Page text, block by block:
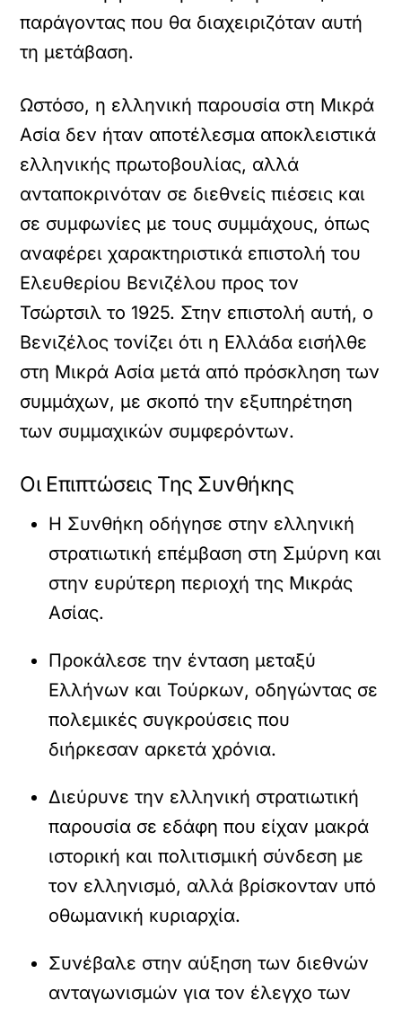
παράγοντας που θα διαχειριζόταν αυτή
τη μετάβαση.
Ωστόσο, η ελληνική παρουσία στη Μικρά
Ασία δεν ήταν αποτέλεσμα αποκλειστικά
ελληνικής πρωτοβουλίας, αλλά
ανταποκρινόταν σε διεθνείς πιέσεις και
σε συμφωνίες με τους συμμάχους, όπως
αναφέρει χαρακτηριστικά επιστολή του
Ελευθερίου Βενιζέλου προς τον
Τσώρτσιλ το 1925. Στην επιστολή αυτή, ο
Βενιζέλος τονίζει ότι η Ελλάδα εισήλθε
στη Μικρά Ασία μετά από πρόσκληση των
συμμάχων, με σκοπό την εξυπηρέτηση
των συμμαχικών συμφερόντων.
Οι Επιπτώσεις Της Συνθήκης
Η Συνθήκη οδήγησε στην ελληνική
στρατιωτική επέμβαση στη Σμύρνη και
στην ευρύτερη περιοχή της Μικράς
Ασίας.
Προκάλεσε την ένταση μεταξύ
Ελλήνων και Τούρκων, οδηγώντας σε
πολεμικές συγκρούσεις που
διήρκεσαν αρκετά χρόνια.
Διεύρυνε την ελληνική στρατιωτική
παρουσία σε εδάφη που είχαν μακρά
ιστορική και πολιτισμική σύνδεση με
τον ελληνισμό, αλλά βρίσκονταν υπό
οθωμανική κυριαρχία.
Συνέβαλε στην αύξηση των διεθνών
ανταγωνισμών για τον έλεγχο των